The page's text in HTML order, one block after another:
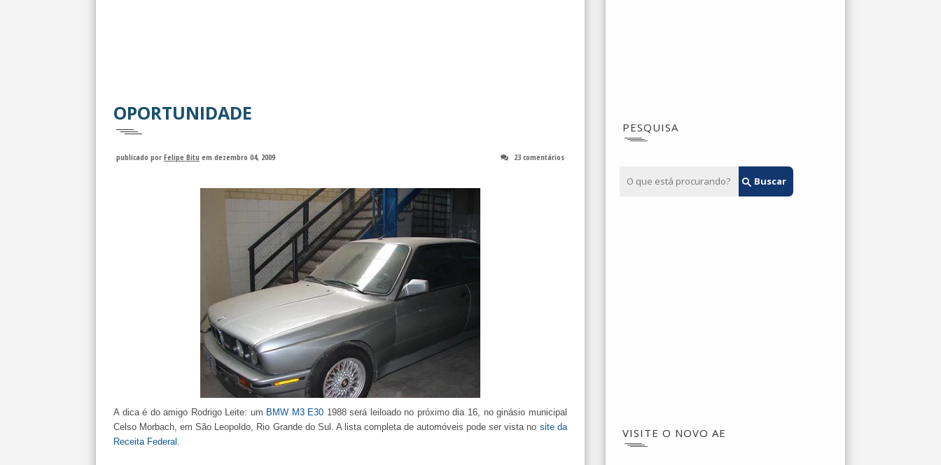
OPORTUNIDADE
publicado por Felipe Bitu em dezembro 04, 2009 23 comentários
A dica é do amigo Rodrigo Leite: um BMW M3 E30 1988 será leiloado no próximo dia 16, no ginásio municipal
Celso Morbach, em São Leopoldo, Rio Grande do Sul. A lista completa de automóveis pode ser vista no site da
Receita Federal.
PESQUISA
VISITE O NOVO AE